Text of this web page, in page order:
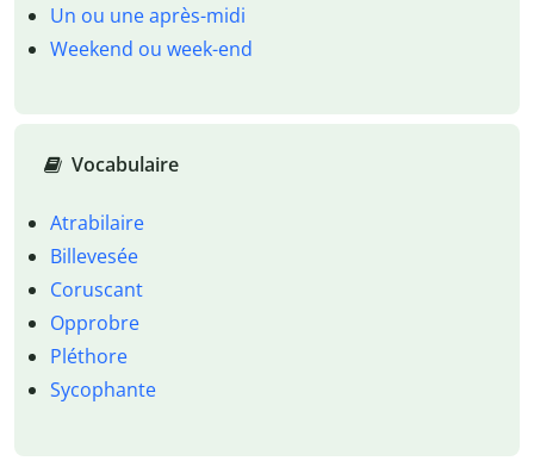
Un ou une après-midi
Weekend ou week-end
Vocabulaire
Atrabilaire
Billevesée
Coruscant
Opprobre
Pléthore
Sycophante